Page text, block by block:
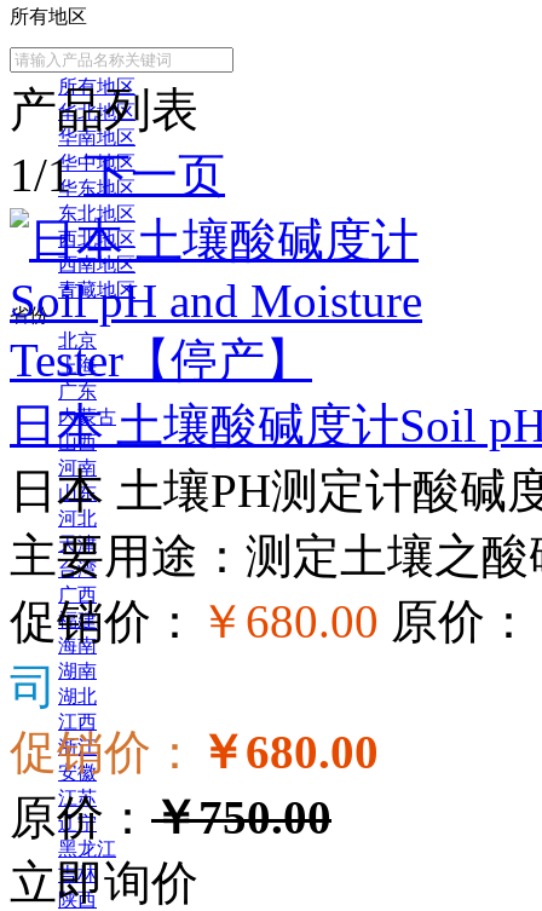
所有地区
常用地区
所有地区
华北地区
华南地区
华中地区
华东地区
东北地区
西北地区
西南地区
青藏地区
省份
北京
上海
广东
内蒙古
山西
河南
山东
河北
天津
台湾
广西
福建
海南
湖南
湖北
江西
浙江
安徽
江苏
辽宁
黑龙江
吉林
陕西
产品列表
1/1下一页
日本 土壤酸碱度计Soil
日本 土壤PH测定计酸碱
主要用途：测定土壤之酸
促销价：
￥680.00 原价：
司
促销价：
￥680.00
原价： ￥750.00
立即询价